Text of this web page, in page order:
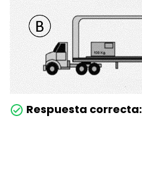
Respuesta correcta: